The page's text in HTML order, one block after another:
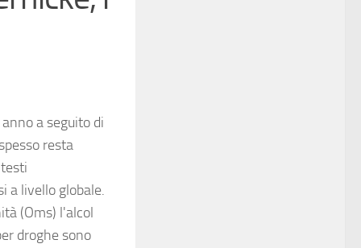
a seguito di
resta
a livello globale.
(Oms) l'alcol
droghe sono